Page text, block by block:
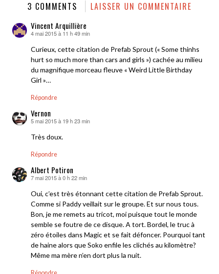
3 COMMENTS LAISSER UN COMMENTAIRE
Vincent Arquillière
dit :
4 mai 2015 à 11 h 49 min
Curieux, cette citation de Prefab Sprout (« Some thinhs
hurt so much more than cars and girls ») cachée au milieu
du magnifique morceau fleuve « Weird Little Birthday
Girl »…
Répondre
Vernon
dit :
5 mai 2015 à 19 h 23 min
Très doux.
Répondre
Albert Potiron
dit :
7 mai 2015 à 0 h 22 min
Oui, c’est très étonnant cette citation de Prefab Sprout.
Comme si Paddy veillait sur le groupe. Et sur nous tous.
Bon, je me remets au tricot, moi puisque tout le monde
semble se foutre de ce disque. A tort. Bordel, le truc à
zéro étoiles dans Magic et se fait défoncer. Pourquoi tant
de haine alors que Soko enfile les clichés au kilomètre?
Même ma mère n’en dort plus la nuit.